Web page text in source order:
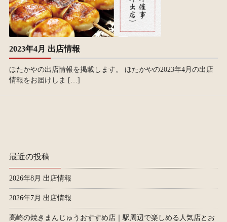
2023年4月 出店情報
ほたかやの出店情報を掲載します。 ほたかやの2023年4月の出店
情報をお届けしま […]
最近の投稿
2026年8月 出店情報
2026年7月 出店情報
高崎の焼きまんじゅうおすすめ店｜駅周辺で楽しめる人気店とお